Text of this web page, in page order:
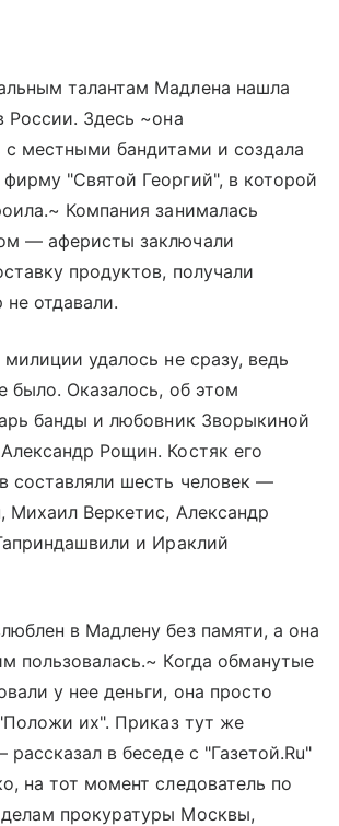
талантам Мадлена нашла
России. Здесь ~она
с местными бандитами и создала
"Святой Георгий", в которой
Компания занималась
— аферисты заключали
продуктов, получали
не отдавали.
удалось не сразу, ведь
было. Оказалось, об этом
банды и любовник Зворыкиной
Рощин. Костяк его
составляли шесть человек —
Михаил Веркетис, Александр
и Ираклий
в Мадлену без памяти, а она
пользовалась.~ Когда обманутые
у нее деньги, она просто
их". Приказ тут же
в беседе с "Газетой.Ru"
на тот момент следователь по
прокуратуры Москвы,